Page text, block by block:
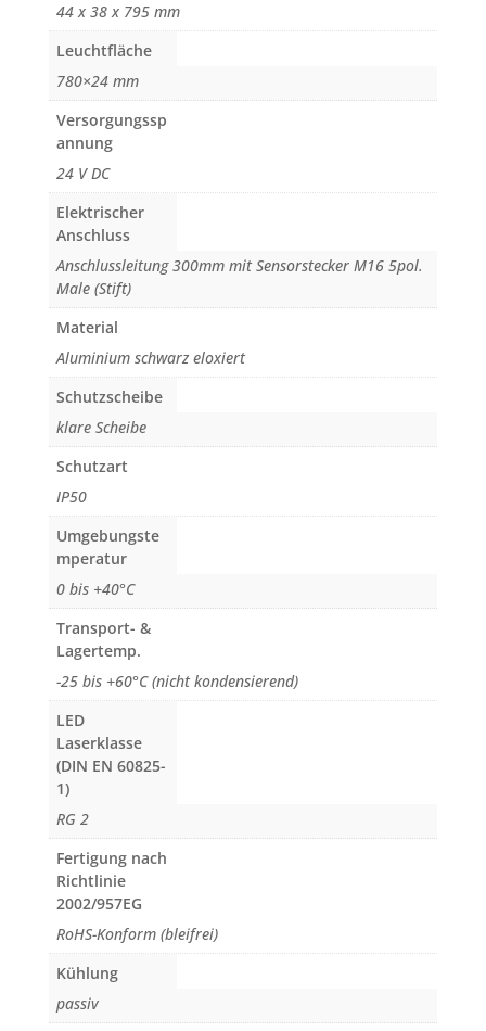
44 x 38 x 795 mm
Leuchtfläche
780×24 mm
Versorgungssp
annung
24 V DC
Elektrischer
Anschluss
Anschlussleitung 300mm mit Sensorstecker M16 5pol.
Male (Stift)
Material
Aluminium schwarz eloxiert
Schutzscheibe
klare Scheibe
Schutzart
IP50
Umgebungste
mperatur
0 bis +40°C
Transport- &
Lagertemp.
-25 bis +60°C (nicht kondensierend)
LED
Laserklasse
(DIN EN 60825-
1)
RG 2
Fertigung nach
Richtlinie
2002/957EG
RoHS-Konform (bleifrei)
Kühlung
passiv